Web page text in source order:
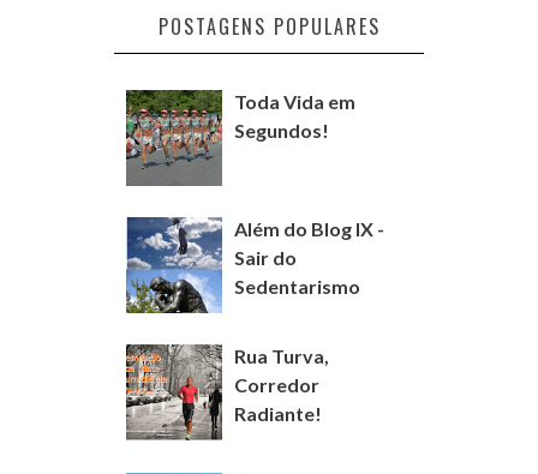
POSTAGENS POPULARES
Toda Vida em
Segundos!
Além do Blog IX -
Sair do
Sedentarismo
Rua Turva,
Corredor
Radiante!